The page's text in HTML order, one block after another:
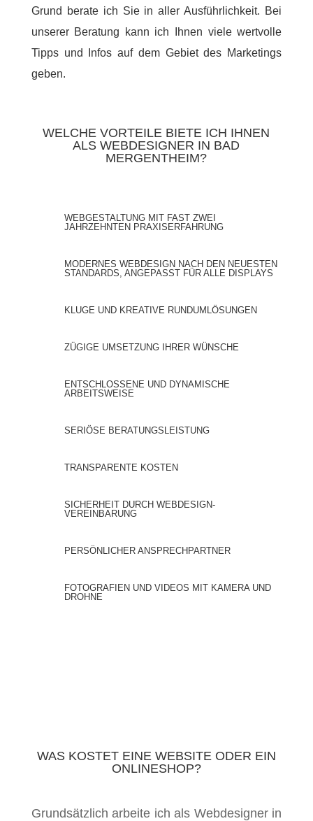
Grund berate ich Sie in aller Ausführlichkeit. Bei
unserer Beratung kann ich Ihnen viele wertvolle
Tipps und Infos auf dem Gebiet des Marketings
geben.
WELCHE VORTEILE BIETE ICH IHNEN
ALS WEBDESIGNER IN BAD
MERGENTHEIM?
WEBGESTALTUNG MIT FAST ZWEI
JAHRZEHNTEN PRAXISERFAHRUNG
MODERNES WEBDESIGN NACH DEN NEUESTEN
STANDARDS, ANGEPASST FÜR ALLE DISPLAYS
KLUGE UND KREATIVE RUNDUMLÖSUNGEN
ZÜGIGE UMSETZUNG IHRER WÜNSCHE
ENTSCHLOSSENE UND DYNAMISCHE
ARBEITSWEISE
SERIÖSE BERATUNGSLEISTUNG
TRANSPARENTE KOSTEN
SICHERHEIT DURCH WEBDESIGN-
VEREINBARUNG
PERSÖNLICHER ANSPRECHPARTNER
FOTOGRAFIEN UND VIDEOS MIT KAMERA UND
DROHNE
WAS KOSTET EINE WEBSITE ODER EIN
ONLINESHOP?
Grundsätzlich arbeite ich als Webdesigner in